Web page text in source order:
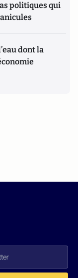
politiques qui
dont la